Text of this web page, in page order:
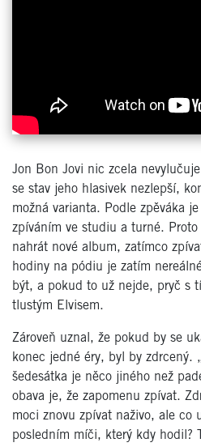
Jon Bon Jovi nic zcela
se stav jeho hlasivek nezlepší,
možná varianta. Podle zpěváka
zpíváním ve studiu a turné.
nahrát nové album, zatímco
hodiny na pódiu je zatím
být, a pokud to už nejde, pryč s
tlustým Elvisem.
Zároveň uznal, že pokud by se
konec jedné éry, byl by zdrcený.
šedesátka je něco jiného než
obava je, že zapomenu zpívat.
moci znovu zpívat naživo, ale co
posledním míči, který kdy hodil?